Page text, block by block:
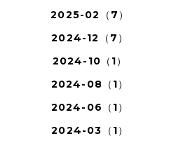
2025-02（7）
2024-12（7）
2024-10（1）
2024-08（1）
2024-06（1）
2024-03（1）